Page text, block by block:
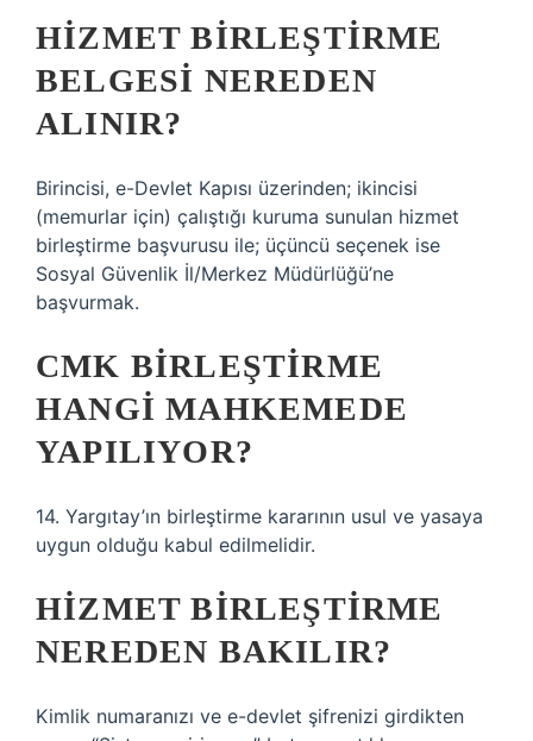
HIZMET BIRLEŞTIRME
BELGESI NEREDEN
ALINIR?
Birincisi, e-Devlet Kapısı üzerinden; ikincisi
(memurlar için) çalıştığı kuruma sunulan hizmet
birleştirme başvurusu ile; üçüncü seçenek ise
Sosyal Güvenlik İl/Merkez Müdürlüğü’ne
başvurmak.
CMK BIRLEŞTIRME
HANGI MAHKEMEDE
YAPILIYOR?
14. Yargıtay’ın birleştirme kararının usul ve yasaya
uygun olduğu kabul edilmelidir.
HIZMET BIRLEŞTIRME
NEREDEN BAKILIR?
Kimlik numaranızı ve e-devlet şifrenizi girdikten